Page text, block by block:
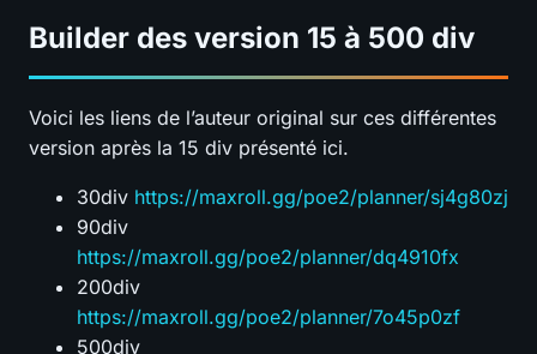
Builder des version 15 à 500 div
Voici les liens de l’auteur original sur ces différentes
version après la 15 div présenté ici.
30div https://maxroll.gg/poe2/planner/sj4g80zj
90div
https://maxroll.gg/poe2/planner/dq4910fx
200div
https://maxroll.gg/poe2/planner/7o45p0zf
500div